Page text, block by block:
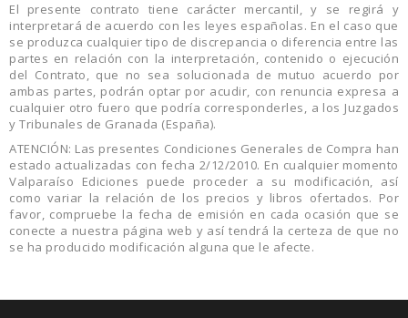
El presente contrato tiene carácter mercantil, y se regirá y
interpretará de acuerdo con les leyes españolas. En el caso que
se produzca cualquier tipo de discrepancia o diferencia entre las
partes en relación con la interpretación, contenido o ejecución
del Contrato, que no sea solucionada de mutuo acuerdo por
ambas partes, podrán optar por acudir, con renuncia expresa a
cualquier otro fuero que podría corresponderles, a los Juzgados
y Tribunales de Granada (España).
ATENCIÓN: Las presentes Condiciones Generales de Compra han
estado actualizadas con fecha 2/12/2010. En cualquier momento
Valparaíso Ediciones puede proceder a su modificación, así
como variar la relación de los precios y libros ofertados. Por
favor, compruebe la fecha de emisión en cada ocasión que se
conecte a nuestra página web y así tendrá la certeza de que no
se ha producido modificación alguna que le afecte.